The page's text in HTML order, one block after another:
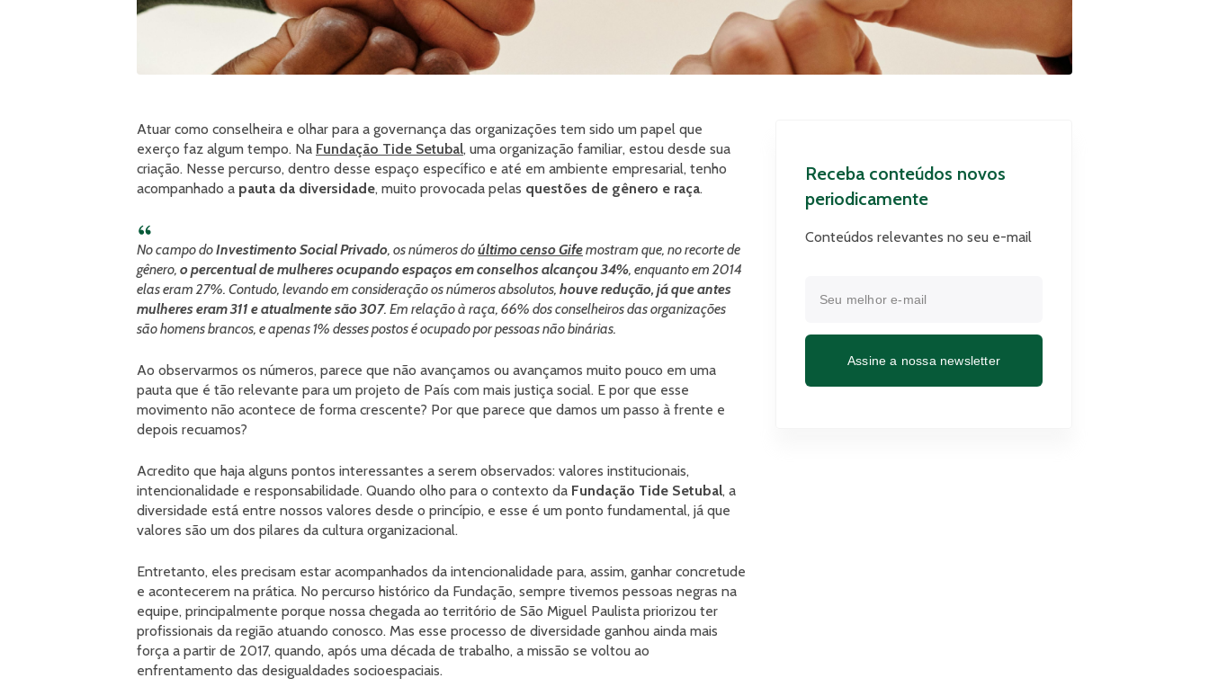
Atuar como conselheira e olhar para a governança das organizações tem sido um papel que
exerço faz algum tempo. Na Fundação Tide Setubal, uma organização familiar, estou desde sua
criação. Nesse percurso, dentro desse espaço específico e até em ambiente empresarial, tenho
acompanhado a pauta da diversidade, muito provocada pelas questões de gênero e raça.
No campo doInvestimento Social Privado, os números doúltimo censo Gifemostram que, no recorte de
gênero, o percentual de mulheres ocupando espaços em conselhos alcançou 34%, enquanto em 2014
elas eram 27%. Contudo, levando em consideração os números absolutos, houve redução, já que antes
mulheres eram 311 e atualmente são 307. Em relação à raça, 66% dos conselheiros das organizações
sãohomensbrancos, e apenas 1% desses postos é ocupado por pessoas não binárias.
Ao observarmos os números, parece que não avançamos ou avançamos muito pouco em uma
pauta que é tão relevante para um projeto de País com mais justiça social. E por que esse
movimento não acontece de forma crescente? Por que parece que damos um passo à frente e
depois recuamos?
Acredito que haja alguns pontos interessantes a serem observados: valores institucionais,
intencionalidade e responsabilidade. Quando olho para o contexto da Fundação Tide Setubal, a
diversidade está entre nossos valores desde o princípio, e esse é um ponto fundamental, já que
valores são um dos pilares da cultura organizacional.
Entretanto, eles precisam estar acompanhados da intencionalidade para, assim, ganhar concretude
e acontecerem na prática. No percurso histórico da Fundação, sempre tivemos pessoas negras na
equipe, principalmente porque nossa chegada ao território de São Miguel Paulista priorizou ter
profissionais da região atuando conosco. Mas esse processo de diversidade ganhou ainda mais
força a partir de 2017, quando, após uma década de trabalho, a missão se voltou ao
enfrentamento das desigualdades socioespaciais.
Receba conteúdos novos
periodicamente
Conteúdos relevantes no seu e-mail
Assine a nossa newsletter